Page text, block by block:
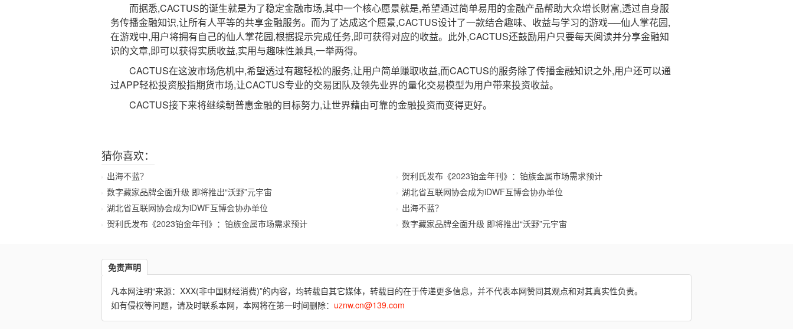
而据悉,CACTUS的诞生就是为了稳定金融市场,其中一个核心愿景就是,希望通过简单易用的金融产品帮助大众增长财富,透过自身服
务传播金融知识,让所有人平等的共享金融服务。而为了达成这个愿景,CACTUS设计了一款结合趣味、收益与学习的游戏──仙人掌花园,
在游戏中,用户将拥有自己的仙人掌花园,根据提示完成任务,即可获得对应的收益。此外,CACTUS还鼓励用户只要每天阅读并分享金融知
识的文章,即可以获得实质收益,实用与趣味性兼具,一举两得。
CACTUS在这波市场危机中,希望透过有趣轻松的服务,让用户简单赚取收益,而CACTUS的服务除了传播金融知识之外,用户还可以通
过APP轻松投资股指期货市场,让CACTUS专业的交易团队及领先业界的量化交易模型为用户带来投资收益。
CACTUS接下来将继续朝普惠金融的目标努力,让世界藉由可靠的金融投资而变得更好。
猜你喜欢：
出海不蓝？
数字藏家品牌全面升级 即将推出“沃野”元宇宙
湖北省互联网协会成为iDWF互博会协办单位
贺利氏发布《2023铂金年刊》：铂族金属市场需求预计
贺利氏发布《2023铂金年刊》：铂族金属市场需求预计
湖北省互联网协会成为iDWF互博会协办单位
出海不蓝？
数字藏家品牌全面升级 即将推出“沃野”元宇宙
免责声明
凡本网注明“来源：XXX(非中国财经消费)”的内容，均转载自其它媒体，转载目的在于传递更多信息，并不代表本网赞同其观点和对其真实性负责。
如有侵权等问题，请及时联系本网，本网将在第一时间删除： uznw.cn@139.com